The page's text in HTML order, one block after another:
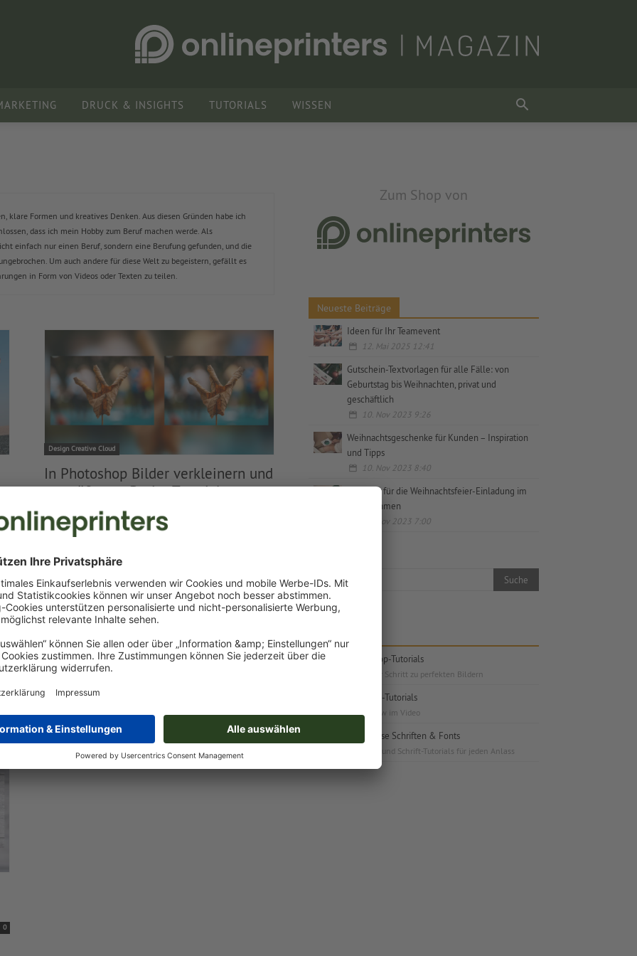
DRUCK & INSIGHTS TUTORIALS WISSEN
klare Formen und kreatives Denken. Aus diesen Gründen habe ich
dass ich mein Hobby zum Beruf machen werde. Als
einfach nur einen Beruf, sondern eine Berufung gefunden, und die
Um auch andere für diese Welt zu begeistern, gefällt es
in Form von Videos oder Texten zu teilen.
Design Creative Cloud
In Photoshop Bilder verkleinern und
vergrößern – Basics Tutorial
Januar 16, 2019
0
Design
das neue Tool bringt (CC 2019)
-
0
Zum Shop von
Neueste Beiträge
Ideen für Ihr Teamevent
12. Mai 2025 12:41
Gutschein-Textvorlagen für alle Fälle: von
Geburtstag bis Weihnachten, privat und
geschäftlich
10. Nov 2023 9:26
Weihnachtsgeschenke für Kunden – Inspiration
und Tipps
10. Nov 2023 8:40
Vorlagen für die Weihnachtsfeier-Einladung im
Unternehmen
10. Nov 2023 7:00
Photoshop-Tutorials
Schritt für Schritt zu perfekten Bildern
InDesign-Tutorials
Know-How im Video
Kostenlose Schriften & Fonts
Schriften und Schrift-Tutorials für jeden Anlass